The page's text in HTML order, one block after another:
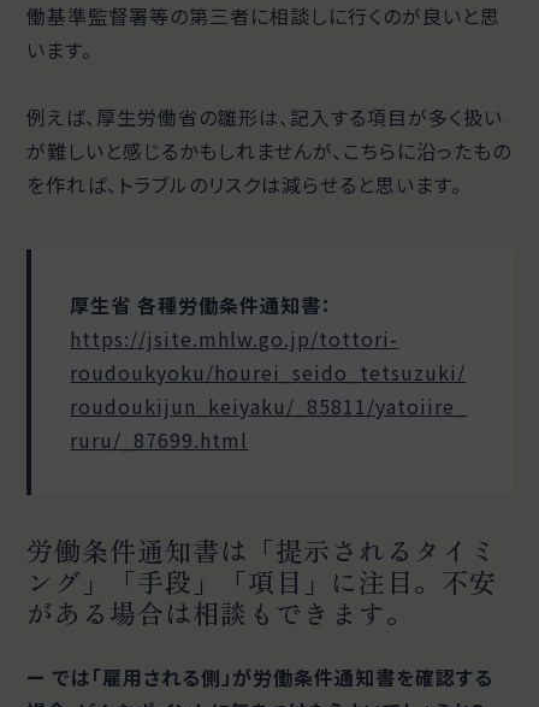
働基準監督署等の第三者に相談しに行くのが良いと思
います。
例えば、厚生労働省の雛形は、記入する項目が多く扱い
が難しいと感じるかもしれませんが、こちらに沿ったもの
を作れば、トラブルのリスクは減らせると思います。
厚生省 各種労働条件通知書：
https://jsite.mhlw.go.jp/tottori-
roudoukyoku/hourei_seido_tetsuzuki/
roudoukijun_keiyaku/_85811/yatoiire_
ruru/_87699.html
労働条件通知書は「提示されるタイミ
ング」「手段」「項目」に注目。不安
がある場合は相談もできます。
ー では「雇用される側」が労働条件通知書を確認する